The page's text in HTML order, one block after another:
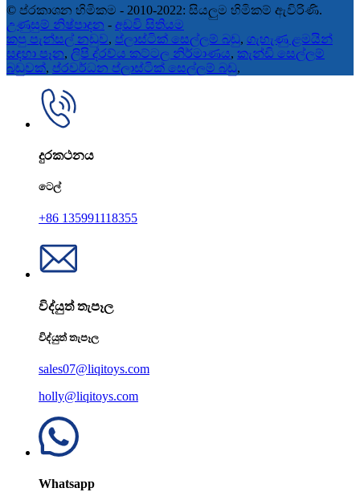
© ප්රකාශන හිමිකම - 2010-2022: සියලුම හිමිකම් ඇවිරිණි.
උණුසුම් නිෂ්පාදන - අඩවි සිතියම
කපු පැන්සල් නඩුව, ප්ලාස්ටික් සෙල්ලම් බඩු, ගැහැණු ළමයින්
සඳහා පෑන, ලිපි ද්රව්ය කට්ටල නිර්මාණය, කැන්ඩි සෙල්ලම්
බඩුවක්, ප්රවර්ධන ප්ලාස්ටික් සෙල්ලම් බඩු,
දුරකථනය
ටෙල්
+86 135991118355
විද්යුත් තැපෑල
විද්යුත් තැපෑල
sales07@liqitoys.com
holly@liqitoys.com
Whatsapp